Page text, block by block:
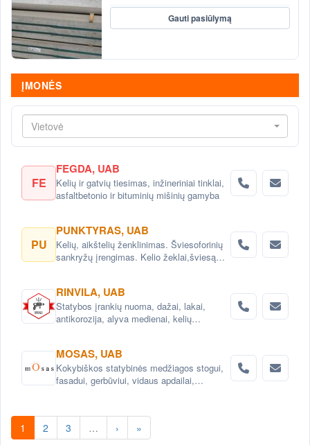
Gauti pasiūlymą
ĮMONĖS
Vietovė
FE
FEGDA, UAB
Kelių ir gatvių tiesimas, inžineriniai tinklai,
asfaltbetonio ir bituminių mišinių gamyba
PU
PUNKTYRAS, UAB
Kelių, aikštelių ženklinimas. Šviesoforinių
sankryžų įrengimas. Kelio žeklai,šviesą
RINVILA, UAB
Statybos įrankių nuoma, dažai, lakai,
antikorozija, alyva medienai, kelių
MOSAS, UAB
Kokybiškos statybinės medžiagos stogui,
fasadui, gerbūviui, vidaus apdailai,
1 2 3 … › »